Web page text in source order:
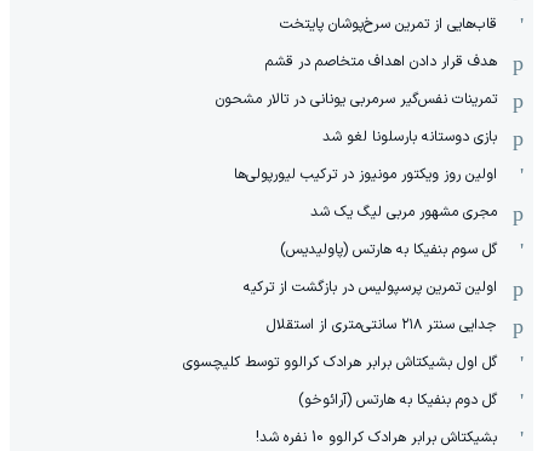
قاب‌هایی از تمرین سرخ‌پوشان پایتخت
هدف قرار دادن اهداف متخاصم در قشم
‏تمرینات نفس‌گیر سرمربی یونانی در تالار مشحون
بازی دوستانه بارسلونا لغو شد
اولین روز ویکتور مونیوز در ترکیب لیورپولی‌ها
مجری مشهور مربی لیگ یک شد
گل سوم بنفیکا به هارتس (پاولیدیس)
اولین تمرین پرسپولیس در بازگشت از ترکیه
جدایی سنتر ۲۱۸ سانتی‌متری از استقلال
گل اول بشیکتاش برابر هرادک کرالوو توسط کلیچسوی
گل دوم بنفیکا به هارتس (آرائوخو)
بشیکتاش برابر هرادک کرالوو 10 نفره شد!